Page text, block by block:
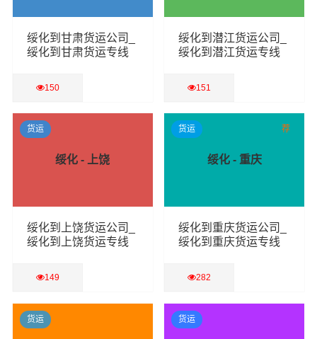
绥化到甘肃货运公司_
绥化到甘肃货运专线
150
查看详细
绥化到潜江货运公司_
绥化到潜江货运专线
151
查看详细
绥化 - 上饶
绥化到上饶货运公司_
绥化到上饶货运专线
149
查看详细
货运
绥化 - 重庆
绥化到重庆货运公司_
绥化到重庆货运专线
282
查看详细
货运 荐
货运 货运